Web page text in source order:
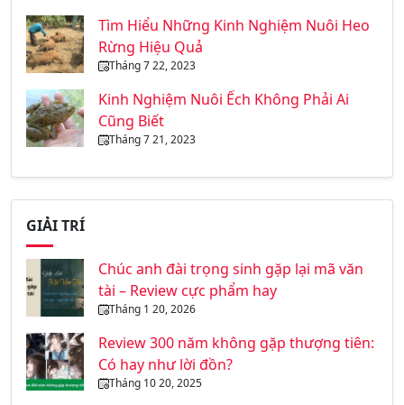
Tìm Hiểu Những Kinh Nghiệm Nuôi Heo
Rừng Hiệu Quả
Tháng 7 22, 2023
Kinh Nghiệm Nuôi Ếch Không Phải Ai
Cũng Biết
Tháng 7 21, 2023
GIẢI TRÍ
Chúc anh đài trọng sinh gặp lại mã văn
tài – Review cực phẩm hay
Tháng 1 20, 2026
Review 300 năm không gặp thượng tiên:
Có hay như lời đồn?
Tháng 10 20, 2025